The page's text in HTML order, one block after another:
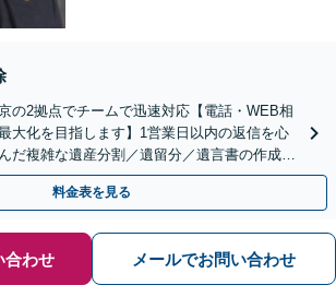
の2拠点でチームで迅速対応【電話・WEB相
大化を目指します】1営業日以内の返信を心
だ複雑な遺産分割／遺留分／遺言書の作成・
任せください」【休日相談あり】
料金表を見る
合わせ メールでお問い合わせ